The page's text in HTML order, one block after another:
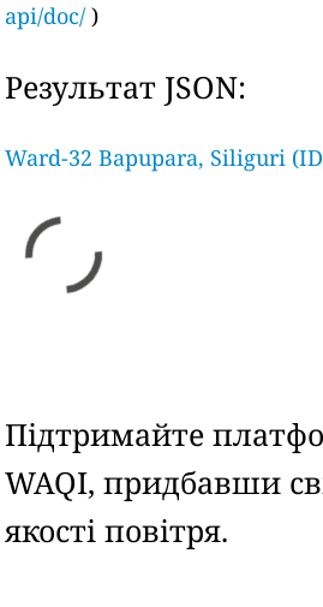
api/doc/ )
Результат JSON:
Ward-32 Bapupara, Siliguri
Підтримайте
WAQI, придбавши
якості повітря.